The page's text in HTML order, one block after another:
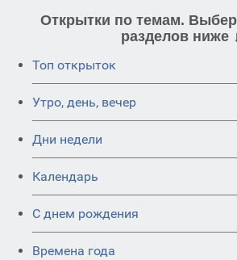
Открытки по темам.
разделов ниже
Топ открыток
Утро, день, вечер
Дни недели
Календарь
C днем рождения
Времена года